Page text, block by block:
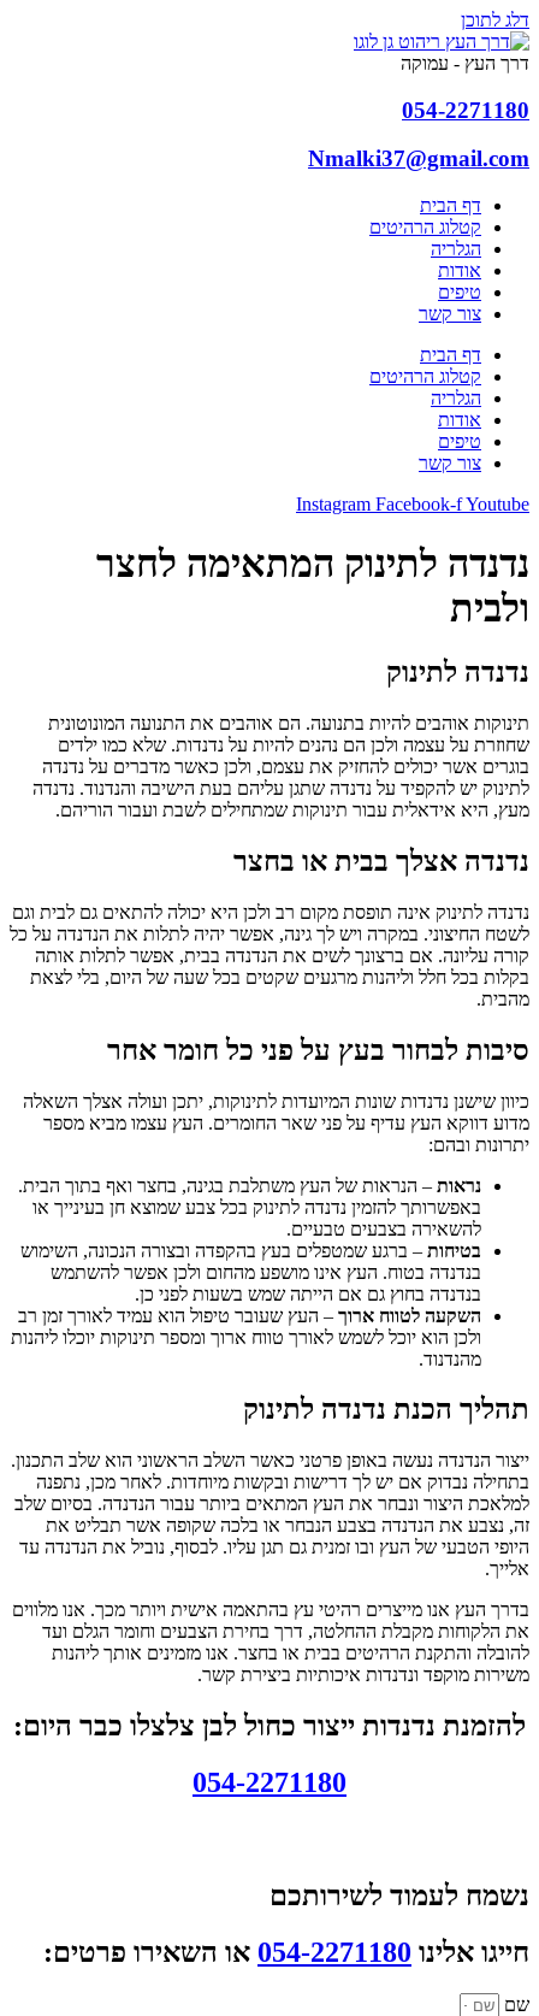
דלג לתוכן
דרך העץ - עמוקה
054-2271180
Nmalki37@gmail.com
דף הבית
קטלוג הרהיטים
הגלריה
אודות
טיפים
צור קשר
דף הבית
קטלוג הרהיטים
הגלריה
אודות
טיפים
צור קשר
Instagram Facebook-fYoutube
נדנדה לתינוק המתאימה לחצר
ולבית
נדנדה לתינוק
תינוקות אוהבים להיות בתנועה. הם אוהבים את התנועה המונוטונית
שחוזרת על עצמה ולכן הם נהנים להיות על נדנדות. שלא כמו ילדים
בוגרים אשר יכולים להחזיק את עצמם, ולכן כאשר מדברים על נדנדה
לתינוק יש להקפיד על נדנדה שתגן עליהם בעת הישיבה והנדנוד. נדנדה
מעץ, היא אידאלית עבור תינוקות שמתחילים לשבת ועבור הוריהם.
נדנדה אצלך בבית או בחצר
נדנדה לתינוק אינה תופסת מקום רב ולכן היא יכולה להתאים גם לבית וגם
לשטח החיצוני. במקרה ויש לך גינה, אפשר יהיה לתלות את הנדנדה על כל
קורה עליונה. אם ברצונך לשים את הנדנדה בבית, אפשר לתלות אותה
בקלות בכל חלל וליהנות מרגעים שקטים בכל שעה של היום, בלי לצאת
מהבית.
סיבות לבחור בעץ על פני כל חומר אחר
כיוון שישנן נדנדות שונות המיועדות לתינוקות, יתכן ועולה אצלך השאלה
מדוע דווקא העץ עדיף על פני שאר החומרים. העץ עצמו מביא מספר
יתרונות ובהם:
נראות – הנראות של העץ משתלבת בגינה, בחצר ואף בתוך הבית.
באפשרותך להזמין נדנדה לתינוק בכל צבע שמוצא חן בעינייך או
להשאירה בצבעים טבעיים.
בטיחות – ברגע שמטפלים בעץ בהקפדה ובצורה הנכונה, השימוש
בנדנדה בטוח. העץ אינו מושפע מהחום ולכן אפשר להשתמש
בנדנדה בחוץ גם אם הייתה שמש בשעות לפני כן.
השקעה לטווח ארוך – העץ שעובר טיפול הוא עמיד לאורך זמן רב
ולכן הוא יוכל לשמש לאורך טווח ארוך ומספר תינוקות יוכלו ליהנות
מהנדנוד.
תהליך הכנת נדנדה לתינוק
ייצור הנדנדה נעשה באופן פרטני כאשר השלב הראשוני הוא שלב התכנון.
בתחילה נבדוק אם יש לך דרישות ובקשות מיוחדות. לאחר מכן, נתפנה
למלאכת היצור ונבחר את העץ המתאים ביותר עבור הנדנדה. בסיום שלב
זה, נצבע את הנדנדה בצבע הנבחר או בלכה שקופה אשר תבליט את
היופי הטבעי של העץ ובו זמנית גם תגן עליו. לבסוף, נוביל את הנדנדה עד
אלייך.
בדרך העץ אנו מייצרים רהיטי עץ בהתאמה אישית ויותר מכך. אנו מלווים
את הלקוחות מקבלת ההחלטה, דרך בחירת הצבעים וחומר הגלם ועד
להובלה והתקנת הרהיטים בבית או בחצר. אנו מזמינים אותך ליהנות
משירות מוקפד ונדנדות איכותיות ביצירת קשר.
להזמנת נדנדות ייצור כחול לבן צלצלו כבר היום:
054-2271180
נשמח לעמוד לשירותכם
חייגו אלינו 054-2271180 או השאירו פרטים:
שם